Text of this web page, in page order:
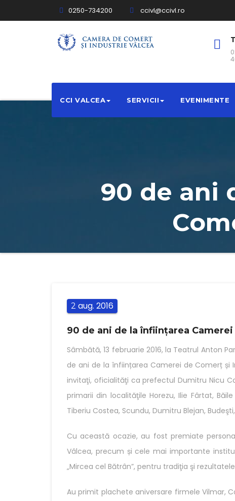
0250-734200 ccivl@ccivl.ro
CCI VALCEA SERVICII EVENIMENTE
90 de ani
2 aug. 2016
90 de ani de la înfiinţarea
Sâmbătă, 13 februarie 2016, la Teatrul Anton
de ani de la înființarea Camerei de Comerț și
invitaţi, oficialităţi ca prefectul Dumitru Nicu
primarii din localităţile Horezu, Ilie Fârtat,
Tiberiu Costea, Scundu, Dumitru Blejan,
Cu această ocazie, au fost premiate
Vâlcea, precum și cele mai importante
„Mircea cel Bătrân”, pentru tradiţia şi
Au primit plachete aniversare firmele Vilmar,